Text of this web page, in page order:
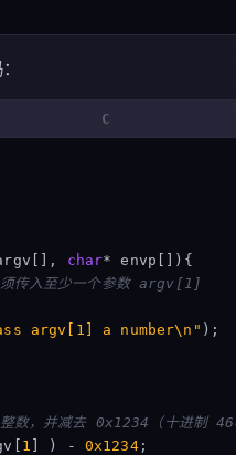
[], char* envp []){
传入至少一个参数 argv[1]
argv[1] a number\n " );
数，并减去 0x1234（十进制
1 ) - 0x1234;